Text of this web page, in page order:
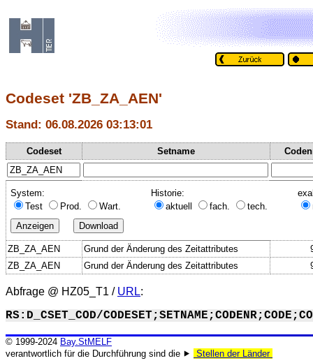
Codeset 'ZB_ZA_AEN'
Stand: 06.08.2026 03:13:01
Codeset Setname
System:
Test
Prod. Wart.
Historie:
aktuell
fach. tech.
ZB_ZA_AEN Grund der Änderung des Zeitattributes
ZB_ZA_AEN
Grund der Änderung des Zeitattributes
Abfrage @ HZ05_T1 / URL:
RS:D_CSET_COD/
© 1999-2024 Bay.StMELF
verantwortlich für die Durchführung sind die ⯈
Stellen der Länder